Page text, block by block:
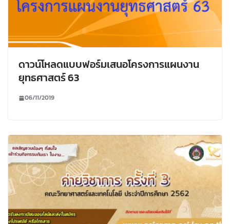
ดาวน์โหลดแบบฟอร์มเสนอโครงการแผนงาน
ยุทธศาสตร์ 63
06/11/2019